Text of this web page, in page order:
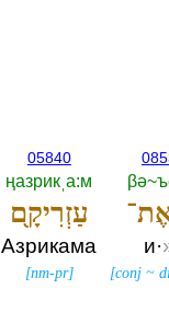
и·
[conj ~
05840
ңазрикˌа:м
עַזְרִיקָ֖ם
Азрикама
[nm-pr]